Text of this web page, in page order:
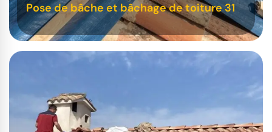
Pose de bâche et bâchage de toiture 31